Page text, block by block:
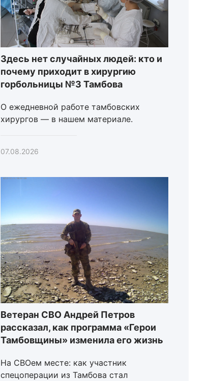
Здесь нет случайных людей: кто и
почему приходит в хирургию
горбольницы №3 Тамбова
О ежедневной работе тамбовских
хирургов — в нашем материале.
07.08.2026
Ветеран СВО Андрей Петров
рассказал, как программа «Герои
Тамбовщины» изменила его жизнь
На СВОем месте: как участник
спецоперации из Тамбова стал